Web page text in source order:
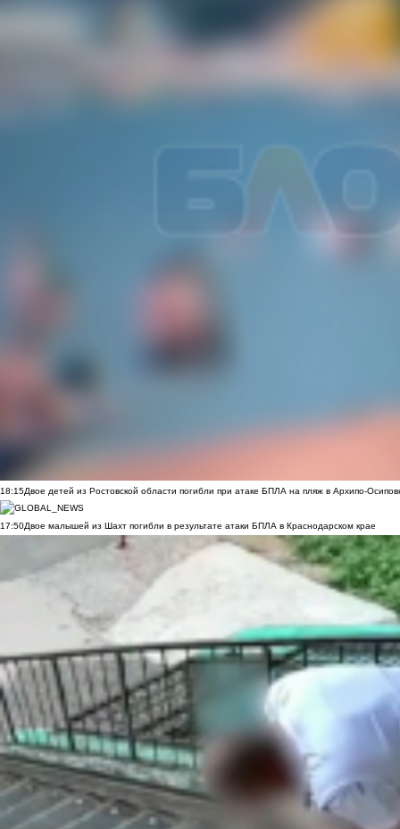
18:15Двое детей из Ростовской области погибли при атаке БПЛА на пляж в Архипо-
17:50Двое малышей из Шахт погибли в результате атаки БПЛА в Краснодарском крае